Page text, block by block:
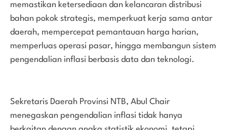
memastikan ketersediaan dan kelancaran distribusi
bahan pokok strategis, memperkuat kerja sama antar
daerah, mempercepat pemantauan harga harian,
memperluas operasi pasar, hingga membangun sistem
pengendalian inflasi berbasis data dan teknologi.
Sekretaris Daerah Provinsi NTB, Abul Chair
menegaskan pengendalian inflasi tidak hanya